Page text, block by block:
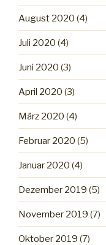
August 2020 (4)
Juli 2020 (4)
Juni 2020 (3)
April 2020 (3)
März 2020 (4)
Februar 2020 (5)
Januar 2020 (4)
Dezember 2019 (5)
November 2019 (7)
Oktober 2019 (7)